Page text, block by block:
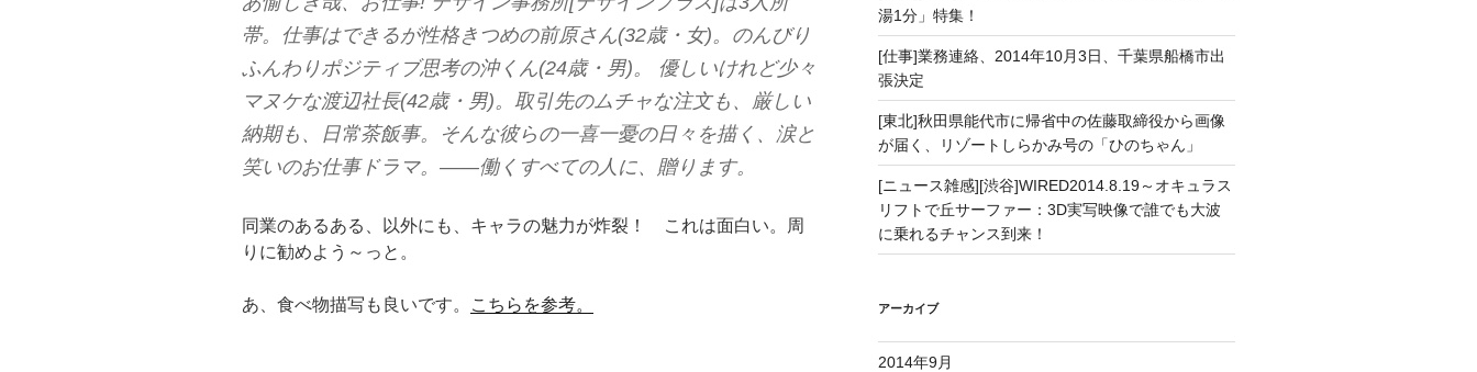
帯。仕事はできるが性格きつめの前原さん(32歳・女)。のんびり
ふんわりポジティブ思考の沖くん(24歳・男)。 優しいけれど少々
マヌケな渡辺社長(42歳・男)。取引先のムチャな注文も、厳しい
納期も、日常茶飯事。そんな彼らの一喜一憂の日々を描く、涙と
笑いのお仕事ドラマ。――働くすべての人に、贈ります。
同業のあるある、以外にも、キャラの魅力が炸裂！ これは面白い。周
りに勧めよう～っと。
あ、食べ物描写も良いです。 こちらを参考。
湯1分」特集！
[仕事]業務連絡、2014年10月3日、千葉県船橋市出
張決定
[東北]秋田県能代市に帰省中の佐藤取締役から画像
が届く、リゾートしらかみ号の「ひのちゃん」
[ニュース雑感][渋谷]WIRED2014.8.19～オキュラス
リフトで丘サーファー：3D実写映像で誰でも大波
に乗れるチャンス到来！
アーカイブ
2014年9月